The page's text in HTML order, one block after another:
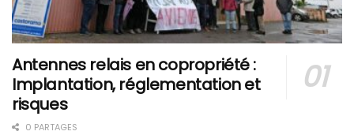
Antennes relais en copropriété :
Implantation, réglementation et
risques
0 PARTAGES